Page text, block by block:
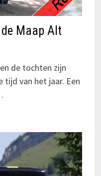
Maap Alt
de tochten zijn
tijd van het jaar. Een